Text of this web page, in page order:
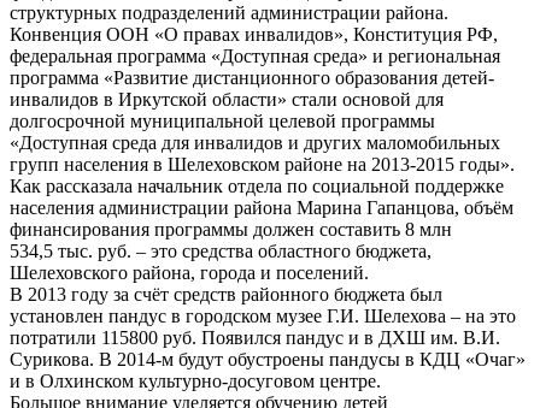
структурных подразделений администрации района.
Конвенция ООН «О правах инвалидов», Конституция РФ,
федеральная программа «Доступная среда» и региональная
программа «Развитие дистанционного образования детей-
инвалидов в Иркутской области» стали основой для
долгосрочной муниципальной целевой программы
«Доступная среда для инвалидов и других маломобильных
групп населения в Шелеховском районе на 2013-2015 годы».
Как рассказала начальник отдела по социальной поддержке
населения администрации района Марина Гапанцова, объём
финансирования программы должен составить 8 млн
534,5 тыс. руб. – это средства областного бюджета,
Шелеховского района, города и поселений.
В 2013 году за счёт средств районного бюджета был
установлен пандус в городском музее Г.И. Шелехова – на это
потратили 115800 руб. Появился пандус и в ДХШ им. В.И.
Сурикова. В 2014-м будут обустроены пандусы в КДЦ «Очаг»
и в Олхинском культурно-досуговом центре.
Большое внимание уделяется обучению детей